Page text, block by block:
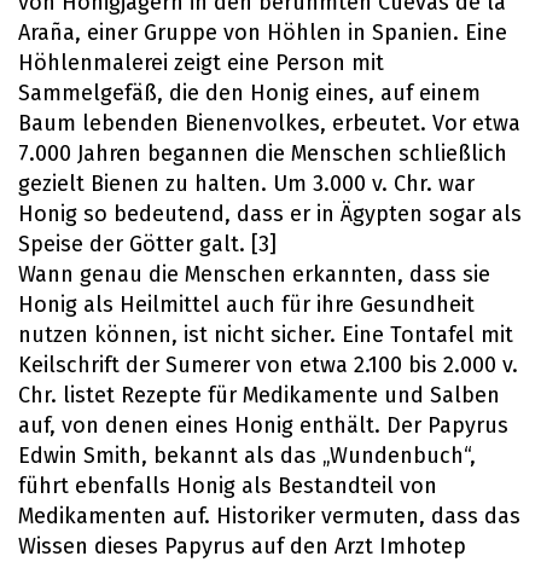
Araña, einer Gruppe von Höhlen in Spanien. Eine
Höhlenmalerei zeigt eine Person mit
Sammelgefäß, die den Honig eines, auf einem
Baum lebenden Bienenvolkes, erbeutet. Vor etwa
7.000 Jahren begannen die Menschen schließlich
gezielt Bienen zu halten. Um 3.000 v. Chr. war
Honig so bedeutend, dass er in Ägypten sogar als
Speise der Götter galt. [3]
Wann genau die Menschen erkannten, dass sie
Honig als Heilmittel auch für ihre Gesundheit
nutzen können, ist nicht sicher. Eine Tontafel mit
Keilschrift der Sumerer von etwa 2.100 bis 2.000 v.
Chr. listet Rezepte für Medikamente und Salben
auf, von denen eines Honig enthält. Der Papyrus
Edwin Smith, bekannt als das „Wundenbuch“,
führt ebenfalls Honig als Bestandteil von
Medikamenten auf. Historiker vermuten, dass das
Wissen dieses Papyrus auf den Arzt Imhotep